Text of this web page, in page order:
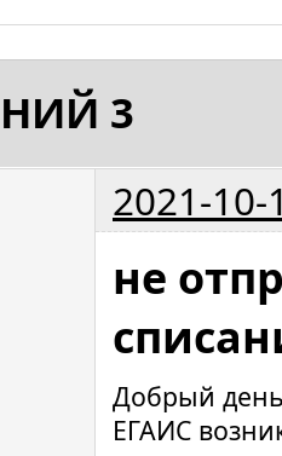
3
2021-10-
не
Добрый
ЕГАИС